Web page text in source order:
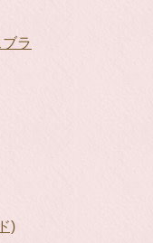
ラ
)